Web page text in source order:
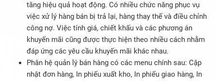
tăng hiệu quả hoạt động. Có nhiều chức năng phục vụ
việc xử lý hàng bán bị trả lại, hàng thay thế và điều chỉnh
công nợ. Việc tính giá, chiết khấu và các phương án
khuyến mãi cũng được thực hiện theo nhiều cách nhằm
đáp ứng các yêu cầu khuyến mãi khác nhau.
Phân hệ quản lý bán hàng có các menu chính sau: Cập
nhật đơn hàng, In phiếu xuất kho, In phiếu giao hàng, In